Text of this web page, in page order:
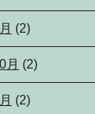
(2)
月 (2)
(2)